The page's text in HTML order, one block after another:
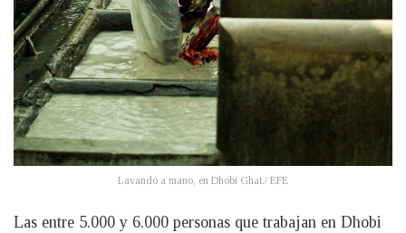
Lavando a mano, en Dhobi Ghat./ EFE
Las entre 5.000 y 6.000 personas que trabajan en Dhobi